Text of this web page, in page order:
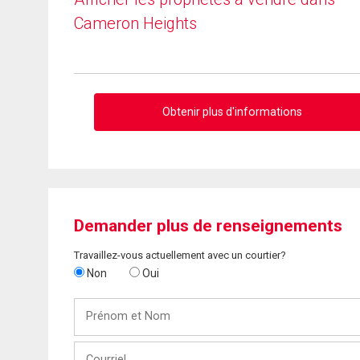
Cameron Heights
Obtenir plus d'informations
Demander plus de renseignements
Travaillez-vous actuellement avec un courtier?
Non Oui
Nom